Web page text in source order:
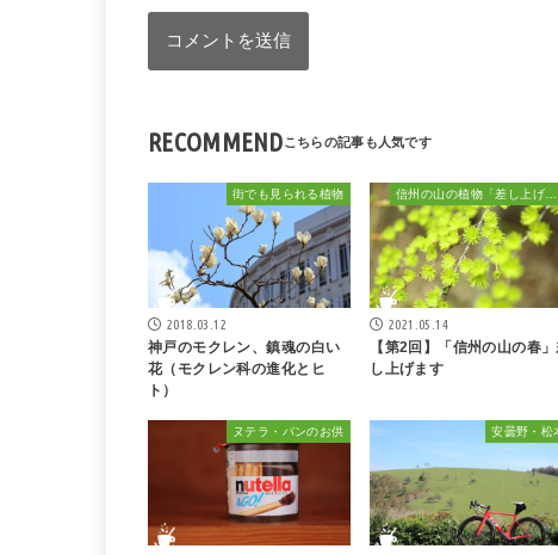
RECOMMEND
街でも見られる植物
2018.03.12
神戸のモクレン、鎮魂の白い
花（モクレン科の進化とヒ
ト）
2021.05.14
【第2回】「信州の山の春
し上げます
ヌテラ・パンのお供 安曇野・松